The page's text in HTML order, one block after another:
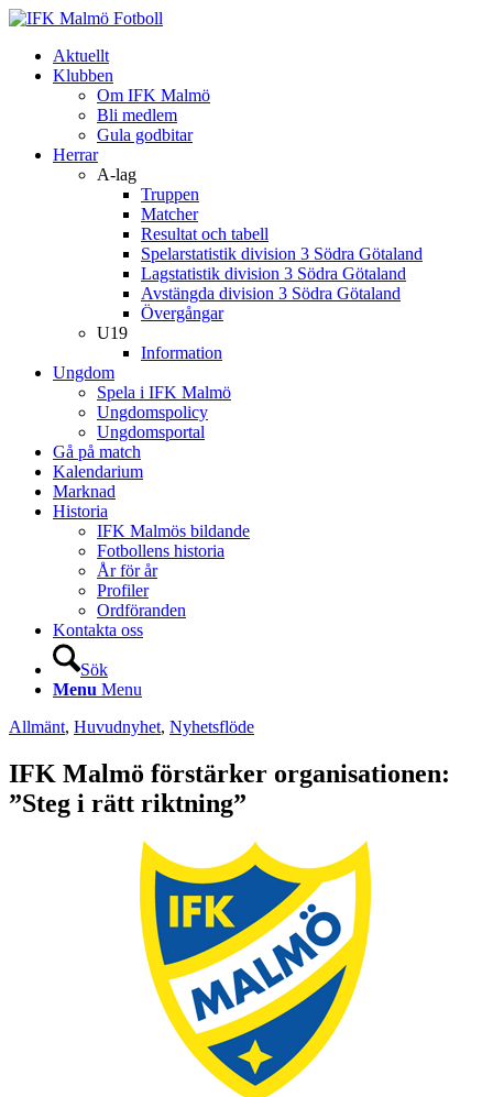
Aktuellt
Klubben
Om IFK Malmö
Bli medlem
Gula godbitar
Herrar
A-lag
Truppen
Matcher
Resultat och tabell
Spelarstatistik division 3 Södra Götaland
Lagstatistik division 3 Södra Götaland
Avstängda division 3 Södra Götaland
Övergångar
U19
Information
Ungdom
Spela i IFK Malmö
Ungdomspolicy
Ungdomsportal
Gå på match
Kalendarium
Marknad
Historia
IFK Malmös bildande
Fotbollens historia
År för år
Profiler
Ordföranden
Kontakta oss
Sök
Menu Menu
Allmänt, Huvudnyhet, Nyhetsflöde
IFK Malmö förstärker organisationen:
”Steg i rätt riktning”